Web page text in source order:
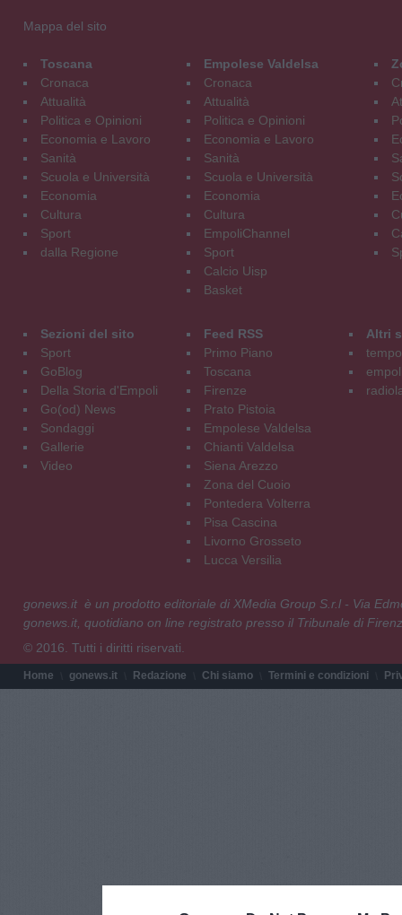
Mappa del sito
Toscana
Cronaca
Attualità
Politica e Opinioni
Economia e Lavoro
Sanità
Scuola e Università
Economia
Cultura
Sport
dalla Regione
Empolese Valdelsa
Cronaca
Attualità
Politica e Opinioni
Economia e Lavoro
Sanità
Scuola e Università
Economia
Cultura
EmpoliChannel
Sport
Calcio Uisp
Basket
Sezioni del sito
Sport
GoBlog
Della Storia d'Empoli
Go(od) News
Sondaggi
Gallerie
Video
Feed RSS
Primo Piano
Toscana
Firenze
Prato Pistoia
Empolese Valdelsa
Chianti Valdelsa
Siena Arezzo
Zona del Cuoio
Pontedera Volterra
Pisa Cascina
Livorno Grosseto
Lucca Versilia
Altri
gonews.it è un prodotto editoriale di XMedia Group S.r.l - Via
gonews.it, quotidiano on line registrato presso il Tribunale di
© 2016. Tutti i diritti riservati.
Home gonews.it Redazione Chi siamo Termini e condizioni